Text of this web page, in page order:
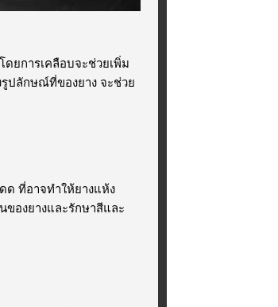
ยการเคลือบจะช่วยเพิ่ม
ปลักษณ์ที่ของยาง จะช่วย
ที่อาจทำให้ยางแห้ง
ของยางและรักษาสีและ